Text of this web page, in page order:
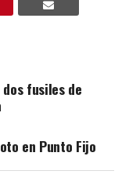
fusiles de
en Punto Fijo